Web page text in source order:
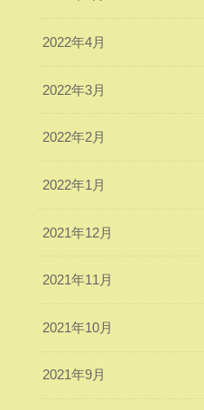
2022年4月
2022年3月
2022年2月
2022年1月
2021年12月
2021年11月
2021年10月
2021年9月